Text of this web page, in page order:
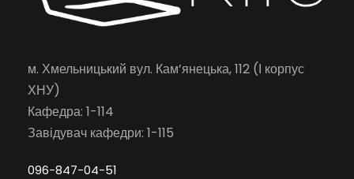
м. Хмельницький вул. Кам’янецька, 112 (І корпус
ХНУ)
Кафедра: 1-114
Завідувач кафедри: 1-115
096-847-04-51